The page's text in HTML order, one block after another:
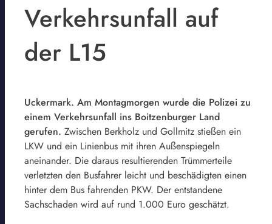
Verkehrsunfall auf
der L15
Uckermark. Am Montagmorgen wurde die Polizei zu
einem Verkehrsunfall ins Boitzenburger Land
gerufen. Zwischen Berkholz und Gollmitz stießen ein
LKW und ein Linienbus mit ihren Außenspiegeln
aneinander. Die daraus resultierenden Trümmerteile
verletzten den Busfahrer leicht und beschädigten einen
hinter dem Bus fahrenden PKW. Der entstandene
Sachschaden wird auf rund 1.000 Euro geschätzt.